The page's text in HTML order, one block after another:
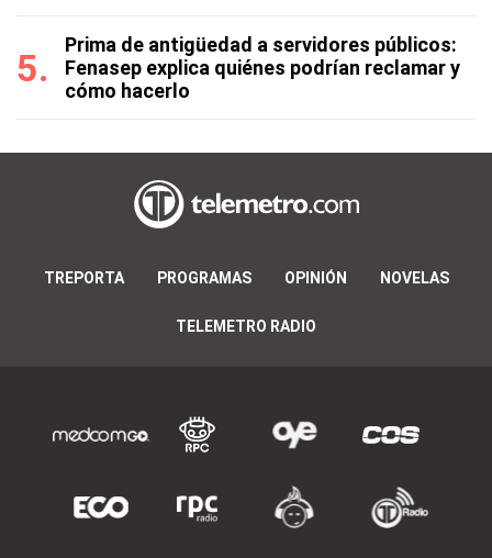
Prima de antigüedad a servidores públicos:
Fenasep explica quiénes podrían reclamar y
cómo hacerlo
TREPORTA PROGRAMAS OPINIÓN NOVELAS
TELEMETRO RADIO